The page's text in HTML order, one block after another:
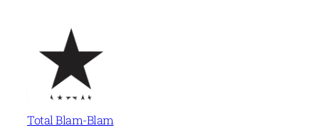
contenu
Total Blam-Blam